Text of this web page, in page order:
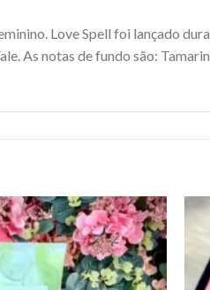
Love Spell foi lançado
As notas de fundo são: